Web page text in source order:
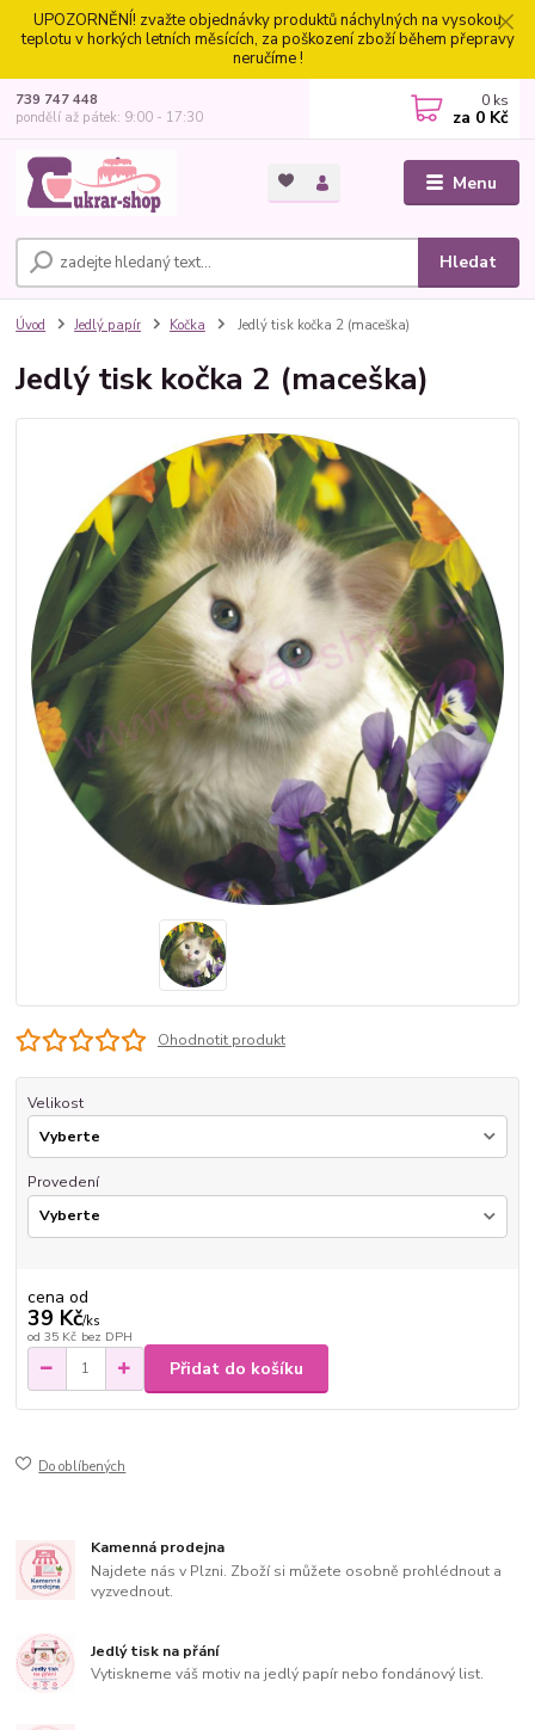
UPOZORNĚNÍ! zvažte objednávky produktů náchylných na vysokou
teplotu v horkých letních měsících, za poškození zboží během přepravy
neručíme !
Menu
Hledat
739 747 448
pondělí až pátek: 9:00 - 17:30
0 ks
za 0 Kč
Úvod Jedlý papír Kočka Jedlý tisk kočka 2 (maceška)
Jedlý tisk kočka 2 (maceška)
Ohodnotit produkt
Velikost
Provedení
cena od
39 Kč/ks
od 35 Kč bez DPH
Přidat do košíku
Do oblíbených
Kamenná prodejna
Najdete nás v Plzni. Zboží si můžete osobně prohlédnout a
vyzvednout.
Jedlý tisk na přání
Vytiskneme váš motiv na jedlý papír nebo fondánový list.